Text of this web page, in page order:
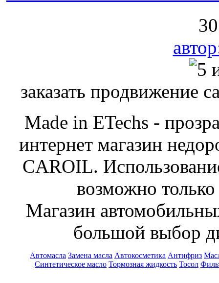
заказать продвижение
Made in ETechs -
интернет магазин
CAROIL.
возможно
Магазин
большой выбор
Автомасла Замена масла Автокосметика Антифриз
Синтетическое масло Тормозная жидкость Тосол